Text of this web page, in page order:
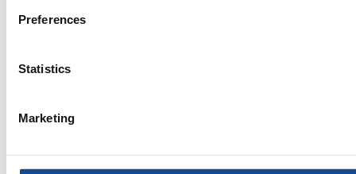
Preferences
Statistics
Marketing